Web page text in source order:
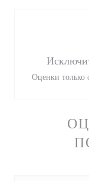
Оценки только